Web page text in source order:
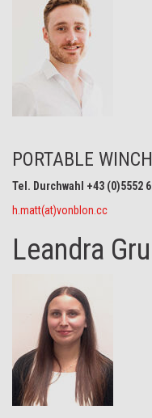
PORTABLE
Tel. Durchwahl +43 (0)5552
h.matt(at)vonblon.cc
Leandra